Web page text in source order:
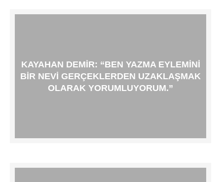
KAYAHAN DEMIR: “BEN YAZMA EYLEMINI
BIR NEVI GERÇEKLERDEN UZAKLAŞMAK
OLARAK YORUMLUYORUM.”